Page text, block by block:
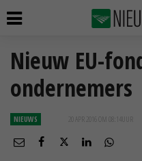
Nieuw EU-
ondernemers
NIEUWS 20 APR 2016 OM 08:14